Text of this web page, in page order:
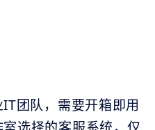
团队，需要开箱即用